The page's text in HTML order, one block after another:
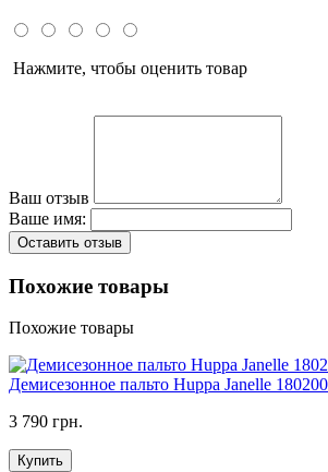
Нажмите, чтобы оценить товар
Ваш отзыв
Ваше имя:
Оставить отзыв
Похожие товары
Похожие товары
Демисезонное пальто Huppa Janelle
3 790 грн.
Купить